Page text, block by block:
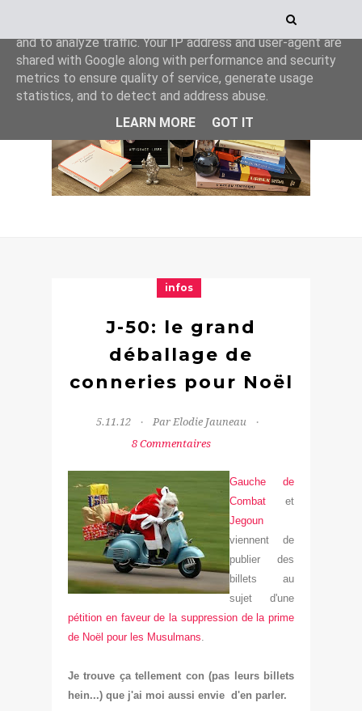
infos
J-50: le grand
déballage de
conneries pour Noël
5.11.12
Par Elodie Jauneau
8 Commentaires
Gauche de
Combat et
Jegoun
viennent de
publier des
billets au
sujet d'une
pétition en faveur de la suppression de la prime
de Noël pour les Musulmans
Je trouve ça tellement con (pas leurs billets
hein...) que j'ai moi aussi envie d'en parler.
This site uses cookies from Google to deliver its services
and to analyze traffic. Your IP address and user-agent are
shared with Google along with performance and security
metrics to ensure quality of service, generate usage
statistics, and to detect and address abuse.
LEARN MORE
GOT IT